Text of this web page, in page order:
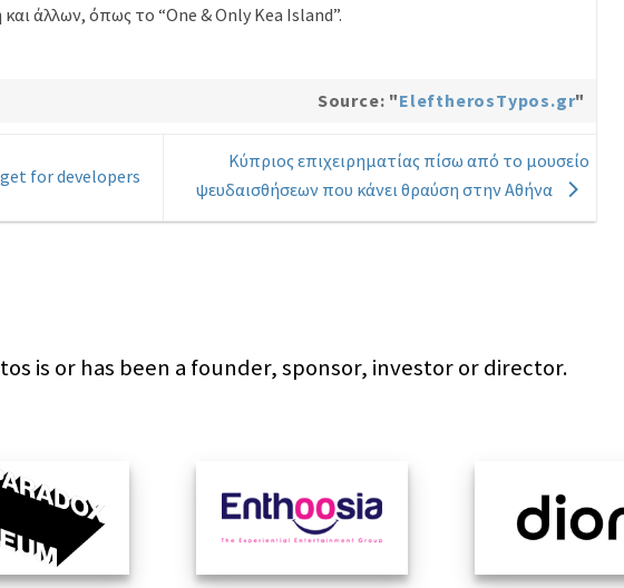
άλλων, όπως το “One & Only Kea Island”.
Source: "EleftherosTypos.gr"
for developers
Κύπριος επιχειρηματίας πίσω από το μουσείο
ψευδαισθήσεων που κάνει θραύση στην Αθήνα
is or has been a founder, sponsor, investor or director.